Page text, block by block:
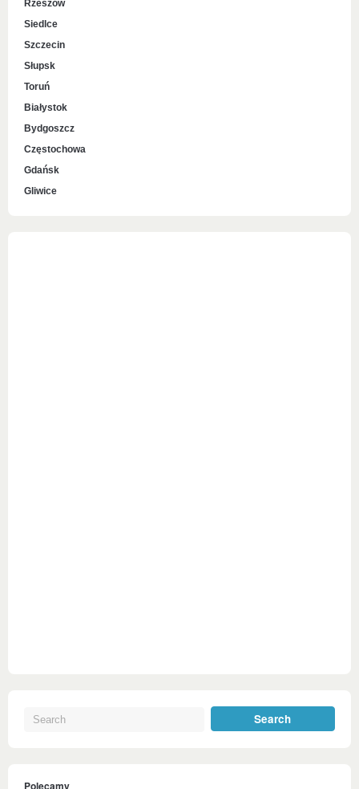
Rzeszów
Siedlce
Szczecin
Słupsk
Toruń
Białystok
Bydgoszcz
Częstochowa
Gdańsk
Gliwice
Polecamy